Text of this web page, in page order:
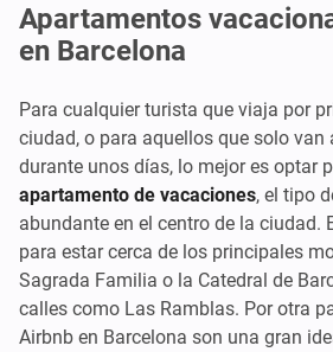
Apartamentos
en Barcelona
Para cualquier turista que viaja por
ciudad, o para aquellos que solo van
durante unos días, lo mejor es optar
apartamento de vacaciones, el tipo
abundante en el centro de la ciudad.
para estar cerca de los principales
Sagrada Familia o la Catedral de
calles como Las Ramblas. Por otra
Airbnb en Barcelona son una gran